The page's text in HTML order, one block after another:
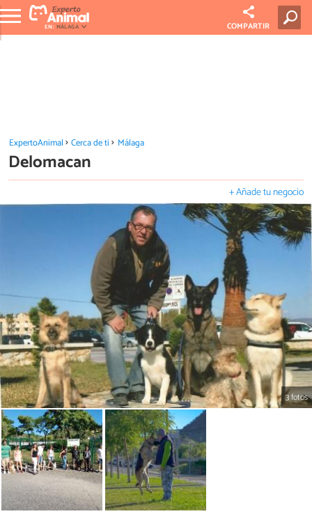
EN: MÁLAGA COMPARTIR
ExpertoAnimal Cerca de ti Málaga
Delomacan
+ Añade tu negocio
3 fotos